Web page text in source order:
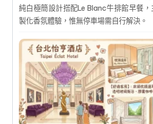
純白極簡設計搭配Le Blanc牛排館早餐
製化香氛體驗，惟無停車場需自行解決。